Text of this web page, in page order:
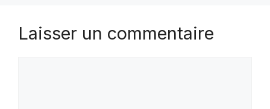
Laisser un commentaire